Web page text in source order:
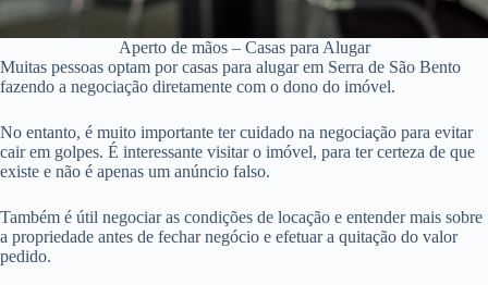
Aperto de mãos – Casas para Alugar
Muitas pessoas optam por casas para alugar em Serra de São Bento
fazendo a negociação diretamente com o dono do imóvel.
No entanto, é muito importante ter cuidado na negociação para evitar
cair em golpes. É interessante visitar o imóvel, para ter certeza de que
existe e não é apenas um anúncio falso.
Também é útil negociar as condições de locação e entender mais sobre
a propriedade antes de fechar negócio e efetuar a quitação do valor
pedido.